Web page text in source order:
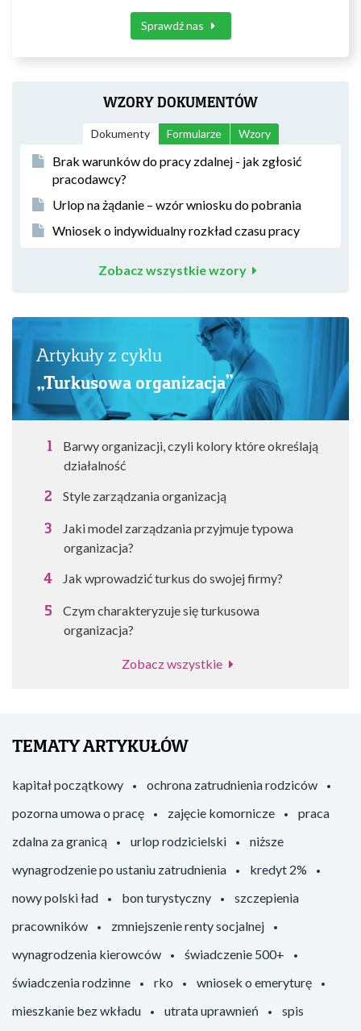
Sprawdź nas
WZORY DOKUMENTÓW
Dokumenty Formularze Wzory
Brak warunków do pracy zdalnej - jak zgłosić
pracodawcy?
Urlop na żądanie – wzór wniosku do pobrania
Wniosek o indywidualny rozkład czasu pracy
Zobacz wszystkie wzory
Artykuły z cyklu
„Turkusowa organizacja”
Barwy organizacji, czyli kolory które określają
działalność
Style zarządzania organizacją
Jaki model zarządzania przyjmuje typowa
organizacja?
Jak wprowadzić turkus do swojej firmy?
Czym charakteryzuje się turkusowa
organizacja?
Zobacz wszystkie
TEMATY ARTYKUŁÓW
kapitał początkowy
ochrona zatrudnienia rodziców
pozorna umowa o pracę
zajęcie komornicze
praca
zdalna za granicą
urlop rodzicielski
niższe
wynagrodzenie po ustaniu zatrudnienia
kredyt 2%
nowy polski ład
bon turystyczny
szczepienia
pracowników
zmniejszenie renty socjalnej
wynagrodzenia kierowców
świadczenie 500+
świadczenia rodzinne
rko
wniosek o emeryturę
mieszkanie bez wkładu
utrata uprawnień spis